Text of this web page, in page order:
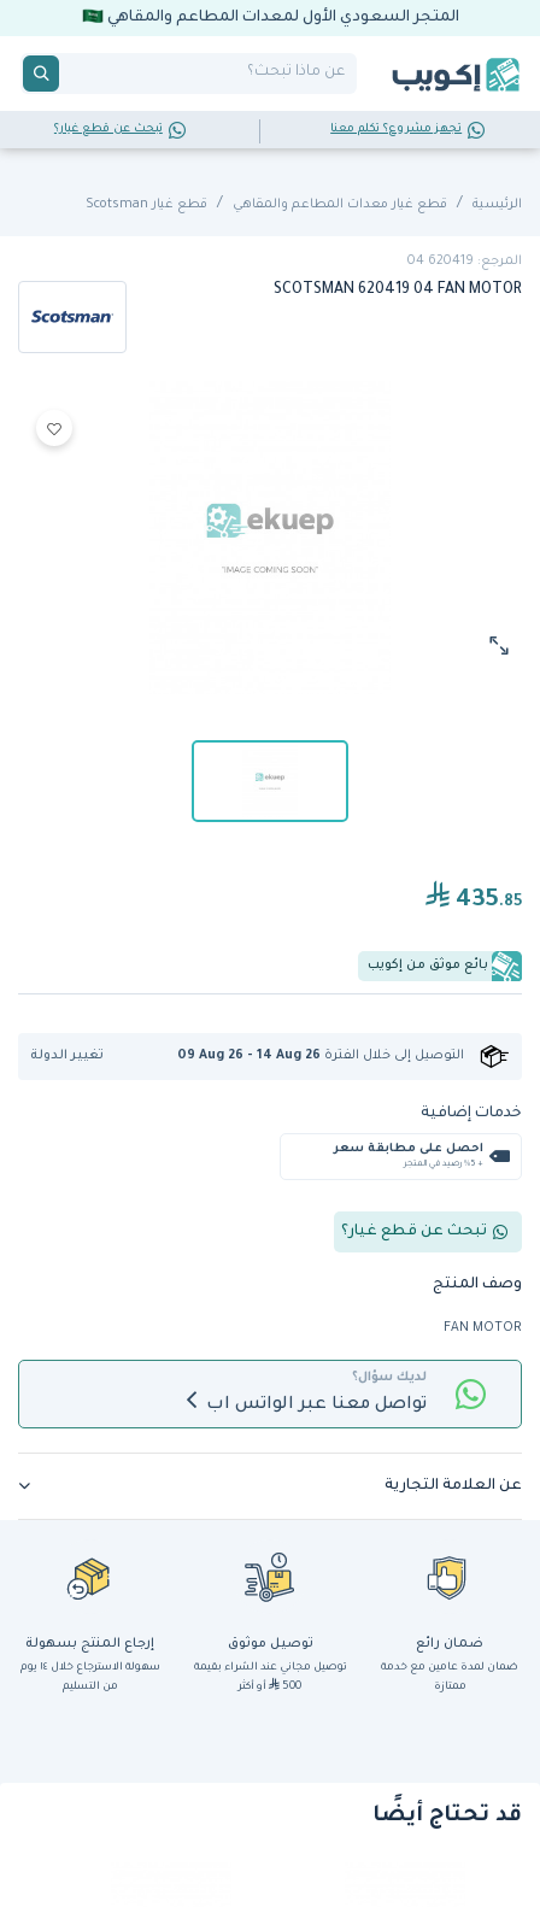
المتجر السعودي الأول لمعدات المطاعم والمقاهي
تجهز مشروع؟ تكلم معنا تبحث عن قطع غيار؟
الرئيسية قطع غيار معدات المطاعم والمقاهي قطع غيار Scotsman
المرجع: 620419 04
SCOTSMAN 620419 04 FAN MOTOR
435.85
بائع موثق من إكويب
التوصيل إلى خلال الفترة 09 Aug 26 - 14 Aug 26 تغيير الدولة
خدمات إضافية
احصل على مطابقة سعر
+ %5 رصيد في المتجر
تبحث عن قطع غيار؟
وصف المنتج
FAN MOTOR
لديك سؤال؟
تواصل معنا عبر الواتس اب
عن العلامة التجارية
ضمان رائع
ضمان لمدة عامين مع خدمة
ممتازة
توصيل موثوق
توصيل مجاني عند الشراء بقيمة
500
أو أكثر
إرجاع المنتج بسهولة
سهولة الاسترجاع خلال ١٤ يوم
من التسليم
قد تحتاج أيضًا